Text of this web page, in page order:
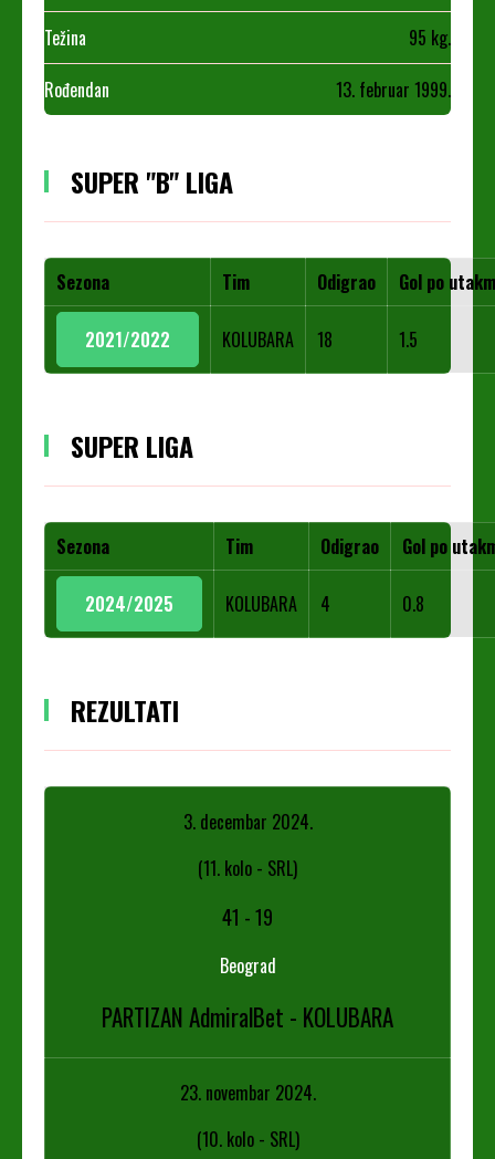
Težina
95 kg.
Rođendan
13. februar 1999.
SUPER "B" LIGA
Sezona Tim Odigrao Gol po
2021/2022 KOLUBARA 18 1.5
SUPER LIGA
Sezona Tim Odigrao Gol po
2024/2025 KOLUBARA 4 0.8
REZULTATI
3. decembar 2024.
(11. kolo - SRL)
41 -19
Beograd
PARTIZAN AdmiralBet - KOLUBARA
23. novembar 2024.
(10. kolo - SRL)